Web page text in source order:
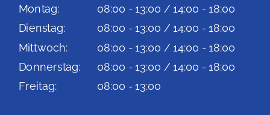
Montag:
Dienstag:
Mittwoch:
Donnerstag:
Freitag:
08:00 - 13:00 / 14:00 - 18:00
08:00 - 13:00 / 14:00 - 18:00
08:00 - 13:00 / 14:00 - 18:00
08:00 - 13:00 / 14:00 - 18:00
08:00 - 13:00